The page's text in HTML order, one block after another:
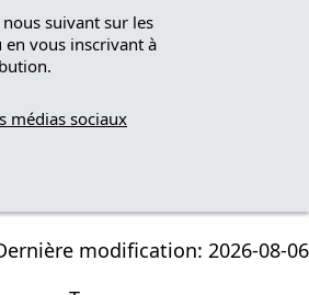
suivant sur les
en vous inscrivant à
médias sociaux
modification: 2026-08-06